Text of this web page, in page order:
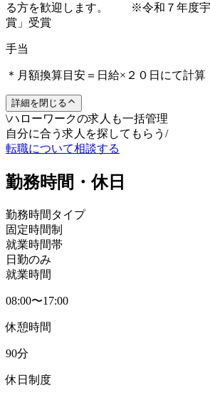
る方を歓迎します。 ※令和７年度宇
賞」受賞
手当
＊月額換算目安＝日給×２０日にて
詳細を閉じる
\ハローワークの求人も一括管理
自分に合う求人を探してもらう /
転職について相談する
勤務時間・休日
勤務時間タイプ
固定時間制
就業時間帯
日勤のみ
就業時間
08:00〜17:00
休憩時間
90分
休日制度